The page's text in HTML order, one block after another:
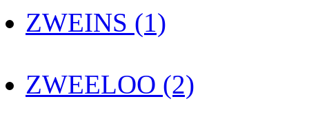
ZWEINS (1)
ZWEELOO (2)